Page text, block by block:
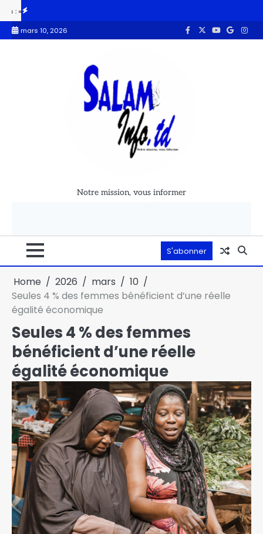
à toute ingérence dans les affaires intérieures d’autres pays »
mars 10, 2026
Notre mission, vous informer
S'abonner
Home 2026 mars
10
Seules 4 % des femmes bénéficient d’une réelle
égalité économique
Seules 4 % des femmes
bénéficient d’une réelle
égalité économique